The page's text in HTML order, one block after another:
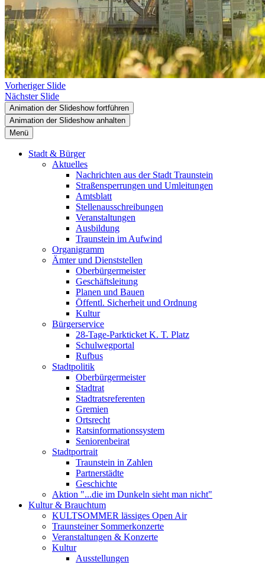
Vorheriger Slide
Nächster Slide
Animation der Slideshow fortführen
Animation der Slideshow anhalten
Menü
Stadt & Bürger
Aktuelles
Nachrichten aus der Stadt Traunstein
Straßensperrungen und Umleitungen
Amtsblatt
Stellenausschreibungen
Veranstaltungen
Ausbildung
Traunstein im Aufwind
Organigramm
Ämter und Dienststellen
Oberbürgermeister
Geschäftsleitung
Planen und Bauen
Öffentl. Sicherheit und Ordnung
Kultur
Bürgerservice
28-Tage-Parkticket K. T. Platz
Schulwegportal
Rufbus
Stadtpolitik
Oberbürgermeister
Stadtrat
Stadtratsreferenten
Gremien
Ortsrecht
Ratsinformationssystem
Seniorenbeirat
Stadtportrait
Traunstein in Zahlen
Partnerstädte
Geschichte
Aktion "...die im Dunkeln sieht man nicht"
Kultur & Brauchtum
KULTSOMMER lässiges Open Air
Traunsteiner Sommerkonzerte
Veranstaltungen & Konzerte
Kultur
Ausstellungen